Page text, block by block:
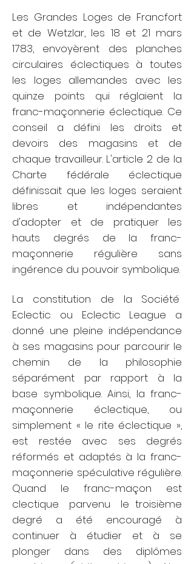
Les Grandes Loges de Francfort
et de Wetzlar, les 18 et 21 mars
1783, envoyèrent des planches
circulaires éclectiques à toutes
les loges allemandes avec les
quinze points qui réglaient la
franc-maçonnerie éclectique. Ce
conseil a défini les droits et
devoirs des magasins et de
chaque travailleur. L'article 2 de la
Charte fédérale éclectique
définissait que les loges seraient
libres et indépendantes
d'adopter et de pratiquer les
hauts degrés de la franc-
maçonnerie régulière sans
ingérence du pouvoir symbolique.
La constitution de la
Société
Eclectic ou Eclectic League a
donné une pleine indépendance
à ses magasins pour parcourir le
chemin de la
philosophie
séparément par rapport à la
base symbolique. Ainsi, la franc-
maçonnerie éclectique, ou
simplement « le rite éclectique »,
est restée avec ses degrés
réformés et adaptés à la franc-
maçonnerie spéculative régulière.
Quand le franc-maçon est
clectique
parvenu
le troisième
degré
a été encouragé à
continuer à étudier et à se
plonger dans des diplômes